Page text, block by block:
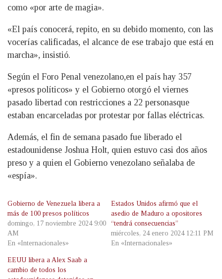
como «por arte de magia».
«El país conocerá, repito, en su debido momento, con las
vocerías calificadas, el alcance de ese trabajo que está en
marcha», insistió.
Según el Foro Penal venezolano,en el país hay 357
«presos políticos» y el Gobierno otorgó el viernes
pasado libertad con restricciones a 22 personasque
estaban encarceladas por protestar por fallas eléctricas.
Además, el fin de semana pasado fue liberado el
estadounidense Joshua Holt, quien estuvo casi dos años
preso y a quien el Gobierno venezolano señalaba de
«espía».
Gobierno de Venezuela libera a
más de 100 presos políticos
domingo, 17 noviembre 2024 9:00
AM
En «Internacionales»
Estados Unidos afirmó que el
asedio de Maduro a opositores
“tendrá consecuencias”
miércoles, 24 enero 2024 12:11 PM
En «Internacionales»
EEUU libera a Alex Saab a
cambio de todos los